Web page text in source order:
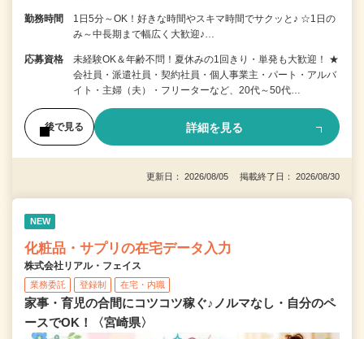
勤務時間
1日5分～OK！好きな時間やスキマ時間でサクッと♪ ☆1日の
み～中長期まで幅広く大歓迎♪…
応募資格
未経験OK＆年齢不問！夏休みの1回きり・単発も大歓迎！ ★
会社員・派遣社員・契約社員・個人事業主・パート・アルバ
イト・主婦（夫）・フリーターなど、20代～50代…
後で見る 詳細を見る
更新日： 2026/08/05 掲載終了日： 2026/08/30
NEW
化粧品・サプリの在宅データ入力
株式会社リアル・フェイス
業務委託 登録制 在宅・内職
家事・育児の合間にコツコツ稼ぐ♪ノルマなし・自分のペ
ースでOK！〈宮崎県〉